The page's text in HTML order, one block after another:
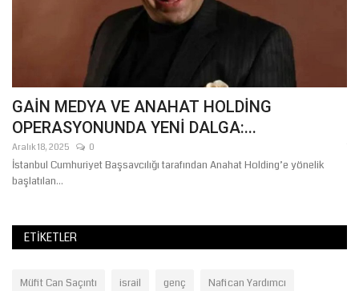
GAİN MEDYA VE ANAHAT HOLDİNG
OPERASYONUNDA YENİ DALGA:...
Aralık 18, 2025 0
İstanbul Cumhuriyet Başsavcılığı tarafından Anahat Holding’e yönelik
başlatılan...
ETIKETLER
Müfit Can Saçıntı israil genç Nafican Yardımcı